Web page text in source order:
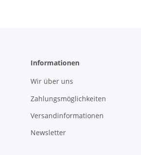
Informationen
Wir über uns
Zahlungsmöglichkeiten
Versandinformationen
Newsletter